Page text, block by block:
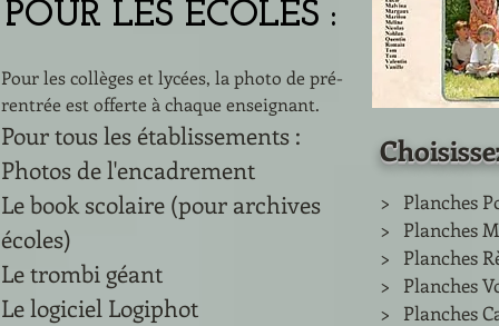
POUR LES ECOLES :
Pour les collèges et lycées, la photo de pré-
rentrée est offerte à chaque enseignant.
Pour tous les établissements :
Photos de l'encadrement
Le book scolaire (pour archives
écoles)
Le trombi géant
Le logiciel Logiphot
> Planches
​> Planches
​> Planches
​> Planches
​> Planches